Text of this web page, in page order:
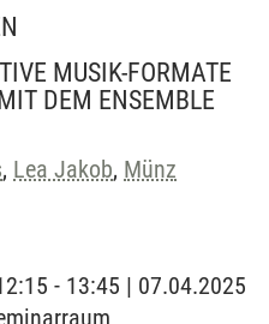
MUSIK-FORMATE
DEM ENSEMBLE
, Lea Jakob, Münz
- 13:45 | 07.04.2025